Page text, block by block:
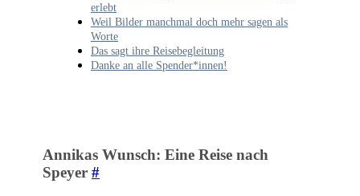
erlebt
Weil Bilder manchmal doch mehr sagen als
Worte
Das sagt ihre Reisebegleitung
Danke an alle Spender*innen!
Annikas Wunsch: Eine Reise nach
Speyer #